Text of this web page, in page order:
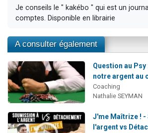
Je conseils le " kakébo " qui est un
comptes. Disponible en librairie
A consulter également
Question au
notre argent au
Coaching
Nathalie SEYMAN
J'me Maîtrize ! -
l'argent vs